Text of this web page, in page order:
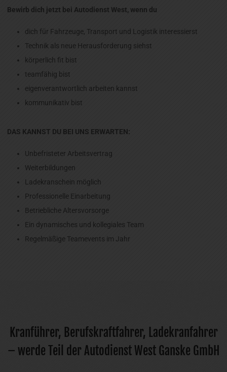
Bewirb dich jetzt bei Autodienst West, wenn du
dich für Fahrzeuge, Transport und Logistik interessierst
Technik als neue Herausforderung siehst
körperlich fit bist
teamfähig bist
eigenverantwortlich arbeiten kannst
kommunikativ bist
DAS KANNST DU BEI UNS ERWARTEN:
Unbefristeter Arbeitsvertrag
Weiterbildungen
Ladekranschein möglich
Professionelle Einarbeitung
Betriebliche Altersvorsorge
Ein dynamisches und kollegiales Team
Regelmäßige Teamevents im Jahr
Kranführer, Berufskraftfahrer, Ladekranfahrer
– werde Teil der Autodienst West Ganske GmbH